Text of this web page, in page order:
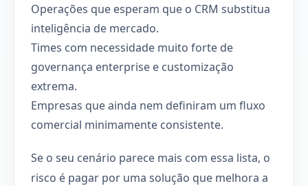
Operações que esperam que o CRM substitua
inteligência de mercado.
Times com necessidade muito forte de
governança enterprise e customização
extrema.
Empresas que ainda nem definiram um fluxo
comercial minimamente consistente.
Se o seu cenário parece mais com essa lista, o
risco é pagar por uma solução que melhora a